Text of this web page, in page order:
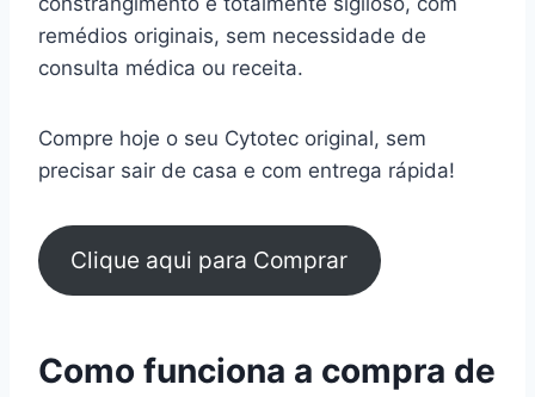
remédios originais, sem necessidade de
consulta médica ou receita.
Compre hoje o seu Cytotec original, sem
precisar sair de casa e com entrega rápida!
Clique aqui para Comprar
Como funciona a compra de